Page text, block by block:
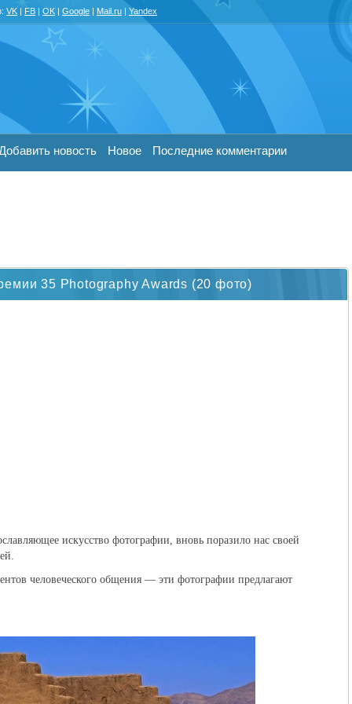
35 Photography Awards (20 фото)
искусство фотографии, вновь поразило нас своей
человеческого общения — эти фотографии предлагают
VK | FB | OK | Google | Mail.ru | Yandex
новость Новое Последние комментарии